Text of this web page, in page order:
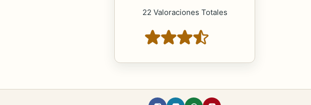
22 Valoraciones Totales